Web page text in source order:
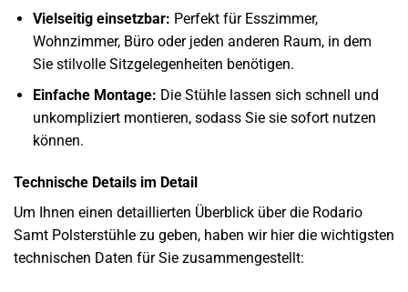
Vielseitig einsetzbar: Perfekt für Esszimmer,
Wohnzimmer, Büro oder jeden anderen Raum, in dem
Sie stilvolle Sitzgelegenheiten benötigen.
Einfache Montage: Die Stühle lassen sich schnell und
unkompliziert montieren, sodass Sie sie sofort nutzen
können.
Technische Details im Detail
Um Ihnen einen detaillierten Überblick über die Rodario
Samt Polsterstühle zu geben, haben wir hier die wichtigsten
technischen Daten für Sie zusammengestellt: